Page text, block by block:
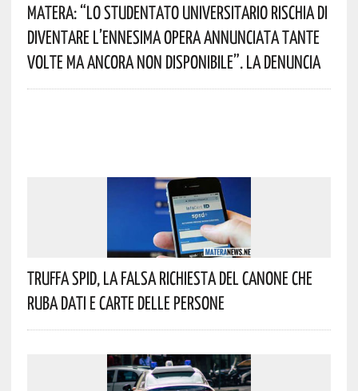
Matera: “Lo Studentato Universitario Rischia Di
Diventare L’ennesima Opera Annunciata Tante
Volte Ma Ancora Non Disponibile”. La Denuncia
Truffa Spid, La Falsa Richiesta Del Canone Che
Ruba Dati E Carte Delle Persone